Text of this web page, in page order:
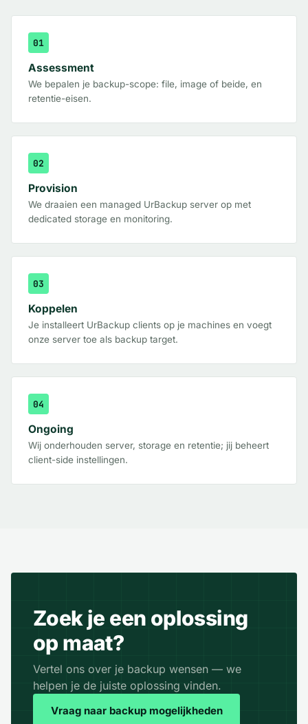
01
Assessment
We bepalen je backup-scope: file, image of beide, en
retentie-eisen.
02
Provision
We draaien een managed UrBackup server op met
dedicated storage en monitoring.
03
Koppelen
Je installeert UrBackup clients op je machines en voegt
onze server toe als backup target.
04
Ongoing
Wij onderhouden server, storage en retentie; jij beheert
client-side instellingen.
Zoek je een oplossing
op maat?
Vertel ons over je backup wensen — we
helpen je de juiste oplossing vinden.
Vraag naar backup mogelijkheden